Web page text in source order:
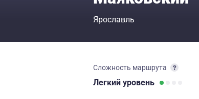
Ярославль
Сложность маршрута
Легкий уровень